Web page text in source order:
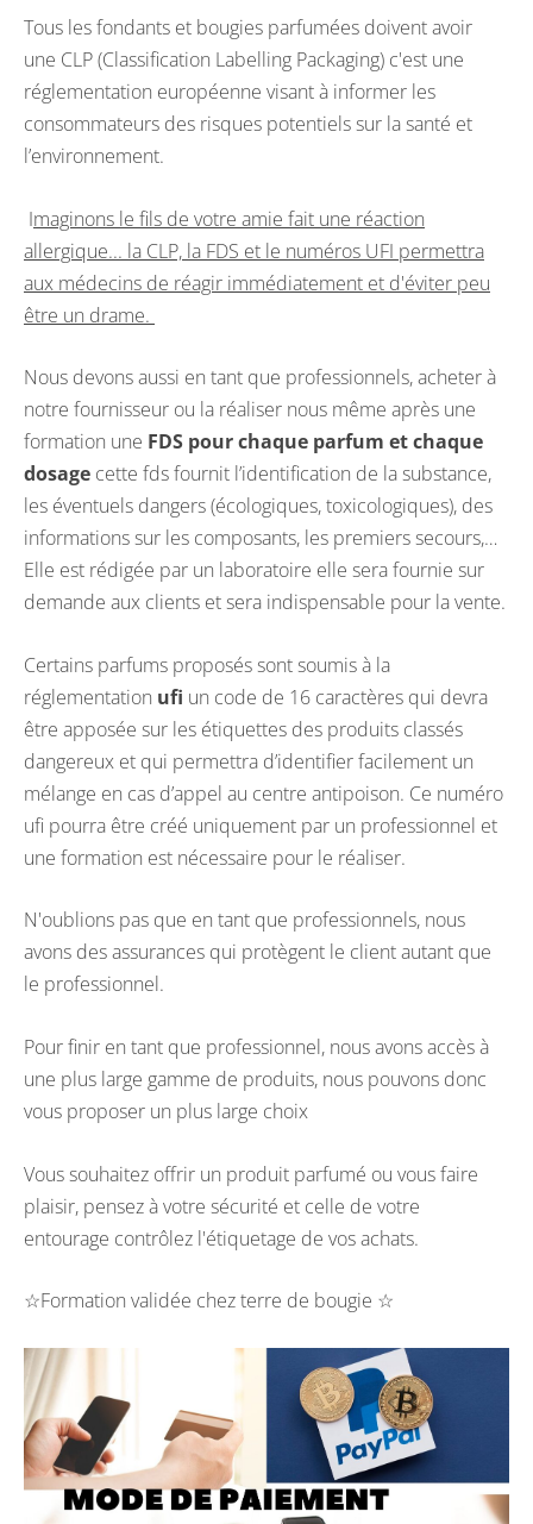
Tous les fondants et bougies parfumées doivent avoir
une CLP (Classification Labelling Packaging) c'est une
réglementation européenne visant à informer les
consommateurs des risques potentiels sur la santé et
l’environnement.
Imaginons le fils de votre amie fait une réaction
allergique... la CLP, la FDS et le numéros UFI permettra
aux médecins de réagir immédiatement et d'éviter peu
être un drame.
Nous devons aussi en tant que professionnels, acheter à
notre fournisseur ou la réaliser nous même après une
formation une FDS pour chaque parfum et chaque
dosage cette fds fournit l’identification de la substance,
les éventuels dangers (écologiques, toxicologiques), des
informations sur les composants, les premiers secours,…
Elle est rédigée par un laboratoire elle sera fournie sur
demande aux clients et sera indispensable pour la vente.
Certains parfums proposés sont soumis à la
réglementation ufi un code de 16 caractères qui devra
être apposée sur les étiquettes des produits classés
dangereux et qui permettra d’identifier facilement un
mélange en cas d’appel au centre antipoison. Ce numéro
ufi pourra être créé uniquement par un professionnel et
une formation est nécessaire pour le réaliser.
N'oublions pas que en tant que professionnels, nous
avons des assurances qui protègent le client autant que
le professionnel.
Pour finir en tant que professionnel, nous avons accès à
une plus large gamme de produits, nous pouvons donc
vous proposer un plus large choix
Vous souhaitez offrir un produit parfumé ou vous faire
plaisir, pensez à votre sécurité et celle de votre
entourage contrôlez l'étiquetage de vos achats.
☆Formation validée chez terre de bougie ☆